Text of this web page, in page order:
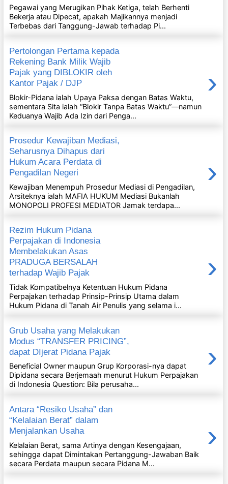
Pegawai yang Merugikan Pihak Ketiga, telah Berhenti
Bekerja atau Dipecat, apakah Majikannya menjadi
Terbebas dari Tanggung-Jawab terhadap Pi...
Pertolongan Pertama kepada
Rekening Bank Milik Wajib
Pajak yang DIBLOKIR oleh
Kantor Pajak / DJP
›
Blokir-Pidana ialah Upaya Paksa dengan Batas Waktu,
sementara Sita ialah “Blokir Tanpa Batas Waktu”—namun
Keduanya Wajib Ada Izin dari Penga...
Prosedur Kewajiban Mediasi,
Seharusnya Dihapus dari
Hukum Acara Perdata di
Pengadilan Negeri
›
Kewajiban Menempuh Prosedur Mediasi di Pengadilan,
Arsiteknya ialah MAFIA HUKUM Mediasi Bukanlah
MONOPOLI PROFESI MEDIATOR Jamak terdapa...
Rezim Hukum Pidana
Perpajakan di Indonesia
Membelakukan Asas
PRADUGA BERSALAH
terhadap Wajib Pajak
›
Tidak Kompatibelnya Ketentuan Hukum Pidana
Perpajakan terhadap Prinsip-Prinsip Utama dalam
Hukum Pidana di Tanah Air Penulis yang selama i...
Grub Usaha yang Melakukan
Modus “TRANSFER PRICING”,
dapat DIjerat Pidana Pajak
›
Beneficial Owner maupun Grup Korporasi-nya dapat
Dipidana secara Berjemaah menurut Hukum Perpajakan
di Indonesia Question: Bila perusaha...
Antara “Resiko Usaha” dan
“Kelalaian Berat” dalam
Menjalankan Usaha
›
Kelalaian Berat, sama Artinya dengan Kesengajaan,
sehingga dapat Dimintakan Pertanggung-Jawaban Baik
secara Perdata maupun secara Pidana M...